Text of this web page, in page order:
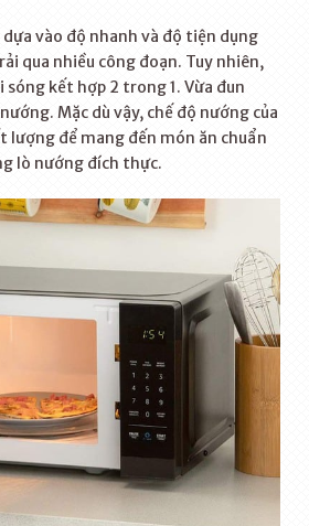
dựa vào độ nhanh và độ tiện dụng
qua nhiều công đoạn. Tuy nhiên,
sóng kết hợp 2 trong 1. Vừa đun
Mặc dù vậy, chế độ nướng của
lượng để mang đến món ăn chuẩn
lò nướng đích thực.